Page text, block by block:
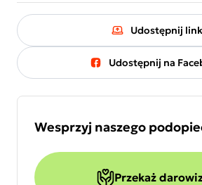
Udostępnij link
Udostępnij na
Wesprzyj naszego
Przekaż